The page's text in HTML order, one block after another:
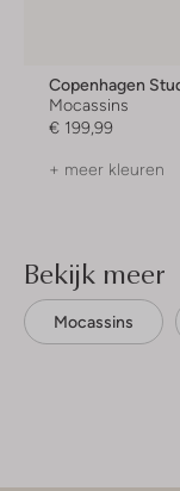
Mocassins
€ 199,99
+ meer kleuren
Bekijk meer
Mocassins